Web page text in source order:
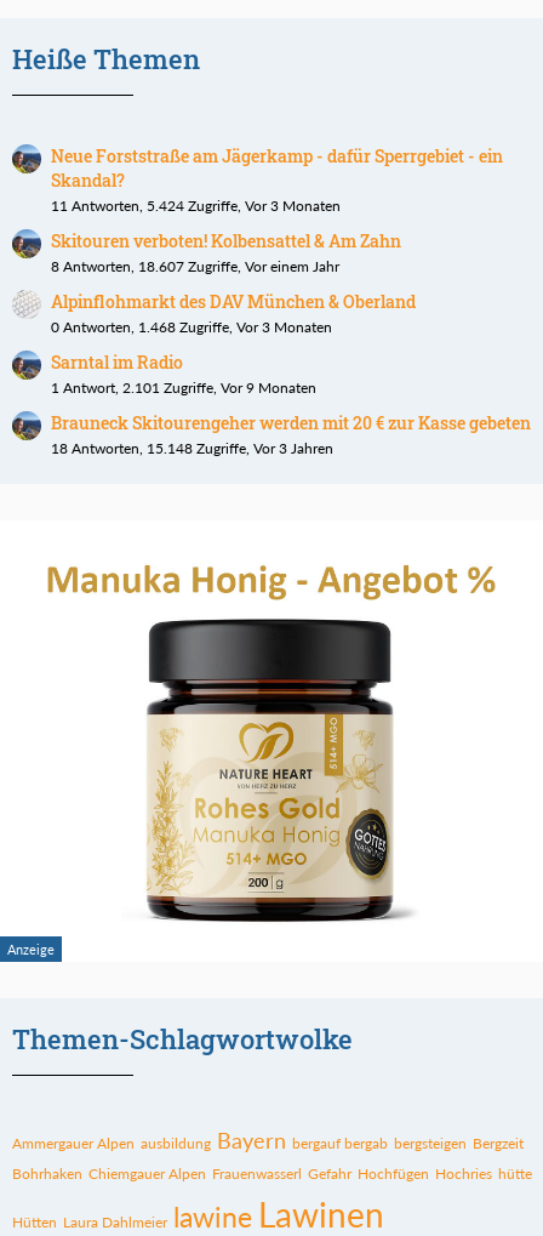
Heiße Themen
Neue Forststraße am Jägerkamp - dafür Sperrgebiet - ein
Skandal?
11 Antworten, 5.424 Zugriffe, Vor 3 Monaten
Skitouren verboten! Kolbensattel & Am Zahn
8 Antworten, 18.607 Zugriffe, Vor einem Jahr
Alpinflohmarkt des DAV München & Oberland
0 Antworten, 1.468 Zugriffe, Vor 3 Monaten
Sarntal im Radio
1 Antwort, 2.101 Zugriffe, Vor 9 Monaten
Brauneck Skitourengeher werden mit 20 € zur Kasse gebeten
18 Antworten, 15.148 Zugriffe, Vor 3 Jahren
Themen-Schlagwortwolke
Ammergauer Alpen ausbildung Bayern bergauf bergab bergsteigen Bergzeit
Bohrhaken Chiemgauer Alpen Frauenwasserl Gefahr Hochfügen Hochries hütte
Hütten Laura Dahlmeier lawine Lawinen